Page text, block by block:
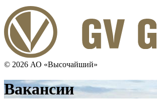
© 2026 АО «Высочайший»
Вакансии